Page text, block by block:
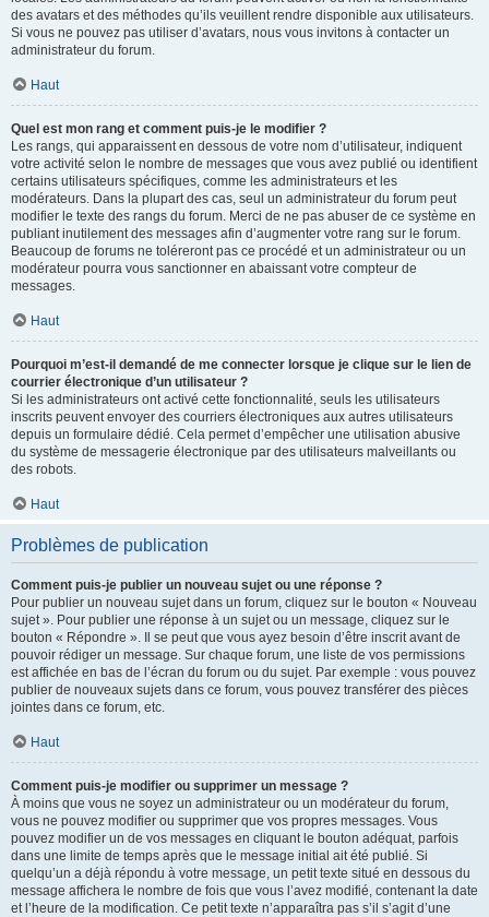
des avatars et des méthodes qu’ils veuillent rendre disponible aux utilisateurs.
Si vous ne pouvez pas utiliser d’avatars, nous vous invitons à contacter un
administrateur du forum.
Haut
Quel est mon rang et comment puis-je le modifier ?
Les rangs, qui apparaissent en dessous de votre nom d’utilisateur, indiquent
votre activité selon le nombre de messages que vous avez publié ou identifient
certains utilisateurs spécifiques, comme les administrateurs et les
modérateurs. Dans la plupart des cas, seul un administrateur du forum peut
modifier le texte des rangs du forum. Merci de ne pas abuser de ce système en
publiant inutilement des messages afin d’augmenter votre rang sur le forum.
Beaucoup de forums ne toléreront pas ce procédé et un administrateur ou un
modérateur pourra vous sanctionner en abaissant votre compteur de
messages.
Haut
Pourquoi m’est-il demandé de me connecter lorsque je clique sur le lien de
courrier électronique d’un utilisateur ?
Si les administrateurs ont activé cette fonctionnalité, seuls les utilisateurs
inscrits peuvent envoyer des courriers électroniques aux autres utilisateurs
depuis un formulaire dédié. Cela permet d’empêcher une utilisation abusive
du système de messagerie électronique par des utilisateurs malveillants ou
des robots.
Haut
Problèmes de publication
Comment puis-je publier un nouveau sujet ou une réponse ?
Pour publier un nouveau sujet dans un forum, cliquez sur le bouton « Nouveau
sujet ». Pour publier une réponse à un sujet ou un message, cliquez sur le
bouton « Répondre ». Il se peut que vous ayez besoin d’être inscrit avant de
pouvoir rédiger un message. Sur chaque forum, une liste de vos permissions
est affichée en bas de l’écran du forum ou du sujet. Par exemple : vous pouvez
publier de nouveaux sujets dans ce forum, vous pouvez transférer des pièces
jointes dans ce forum, etc.
Haut
Comment puis-je modifier ou supprimer un message ?
À moins que vous ne soyez un administrateur ou un modérateur du forum,
vous ne pouvez modifier ou supprimer que vos propres messages. Vous
pouvez modifier un de vos messages en cliquant le bouton adéquat, parfois
dans une limite de temps après que le message initial ait été publié. Si
quelqu’un a déjà répondu à votre message, un petit texte situé en dessous du
message affichera le nombre de fois que vous l’avez modifié, contenant la date
et l’heure de la modification. Ce petit texte n’apparaîtra pas s’il s’agit d’une